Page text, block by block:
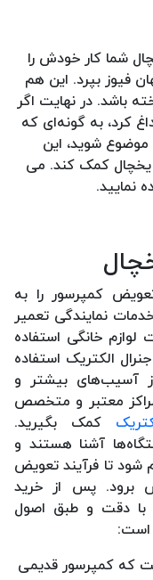
شما کار خودش را
فیوز بپرد. این هم
باشد. در نهایت اگر
کرد، به گونه‌ای که
شوید، این
کمک کند. می
نمایید.
کمپرسور را به
نمایندگی تعمیر
خانگی استفاده
الکتریک استفاده
آسیب‌های بیشتر و
معتبر و متخصص
کمک بگیرید.
آشنا هستند و
شود تا فرآیند تعویض
برود. پس از خرید
با دقت و طبق اصول
است:
که کمپرسور قدیمی